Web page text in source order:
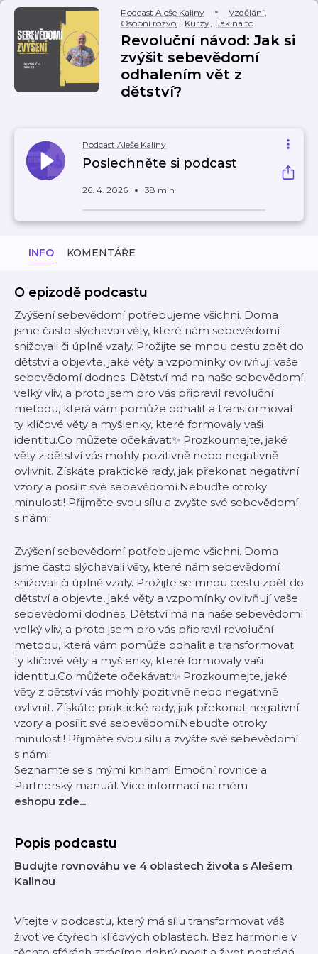
Podcast Aleše Kaliny Vzdělání,
Osobní rozvoj, Kurzy, Jak na to
Revoluční návod: Jak si
zvýšit sebevědomí
odhalením vět z
dětství?
Podcast Aleše Kaliny
Poslechněte si podcast
26. 4. 2026 38 min
INFO KOMENTÁŘE
O epizodě podcastu
Zvýšení sebevědomí potřebujeme všichni. Doma
jsme často slýchavali věty, které nám sebevědomí
snižovali či úplně vzaly. Prožijte se mnou cestu zpět do
dětství a objevte, jaké věty a vzpomínky ovlivňují vaše
sebevědomí dodnes. Dětství má na naše sebevědomí
velký vliv, a proto jsem pro vás připravil revoluční
metodu, která vám pomůže odhalit a transformovat
ty klíčové věty a myšlenky, které formovaly vaši
identitu.Co můžete očekávat:✨ Prozkoumejte, jaké
věty z dětství vás mohly pozitivně nebo negativně
ovlivnit. Získáte praktické rady, jak překonat negativní
vzory a posílit své sebevědomí.Nebuďte otroky
minulosti! Přijměte svou sílu a zvyšte své sebevědomí
s námi.
Zvýšení sebevědomí potřebujeme všichni. Doma
jsme často slýchavali věty, které nám sebevědomí
snižovali či úplně vzaly. Prožijte se mnou cestu zpět do
dětství a objevte, jaké věty a vzpomínky ovlivňují vaše
sebevědomí dodnes. Dětství má na naše sebevědomí
velký vliv, a proto jsem pro vás připravil revoluční
metodu, která vám pomůže odhalit a transformovat
ty klíčové věty a myšlenky, které formovaly vaši
identitu.Co můžete očekávat:✨ Prozkoumejte, jaké
věty z dětství vás mohly pozitivně nebo negativně
ovlivnit. Získáte praktické rady, jak překonat negativní
vzory a posílit své sebevědomí.Nebuďte otroky
minulosti! Přijměte svou sílu a zvyšte své sebevědomí
s námi.
Seznamte se s mými knihami Emoční rovnice a
Partnerský manuál. Více informací na mém
eshopu zde...
Popis podcastu
Budujte rovnováhu ve 4 oblastech života s Alešem
Kalinou
Vítejte v podcastu, který má sílu transformovat váš
život ve čtyřech klíčových oblastech. Bez harmonie v